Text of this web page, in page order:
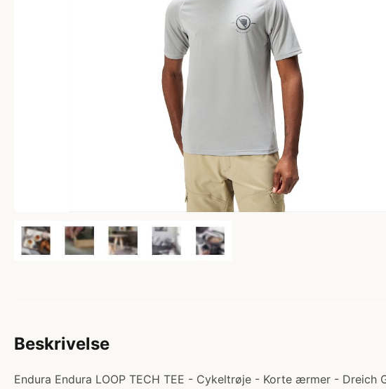
Beskrivelse
Endura Endura LOOP TECH TEE - Cykeltrøje - Korte ærmer - Dreich